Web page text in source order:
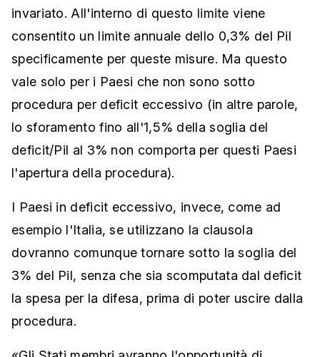
invariato. All'interno di questo limite viene
consentito un limite annuale dello 0,3% del Pil
specificamente per queste misure. Ma questo
vale solo per i Paesi che non sono sotto
procedura per deficit eccessivo (in altre parole,
lo sforamento fino all'1,5% della soglia del
deficit/Pil al 3% non comporta per questi Paesi
l'apertura della procedura).
I Paesi in deficit eccessivo, invece, come ad
esempio l'Italia, se utilizzano la clausola
dovranno comunque tornare sotto la soglia del
3% del Pil, senza che sia scomputata dal deficit
la spesa per la difesa, prima di poter uscire dalla
procedura.